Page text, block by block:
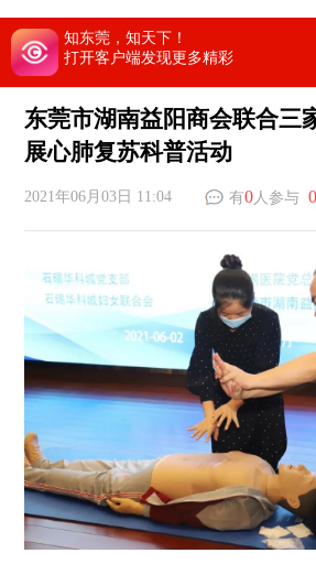
知东莞，知天下！
打开客户端发现更多精彩
东莞市湖南益阳商会联合三
展心肺复苏科普活动
2021年06月03日 11:04 有0人参与0